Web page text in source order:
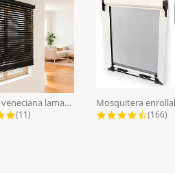
Persiana veneciana lamas aluminio...
5.0 star rating
(11) 4.7
(166)